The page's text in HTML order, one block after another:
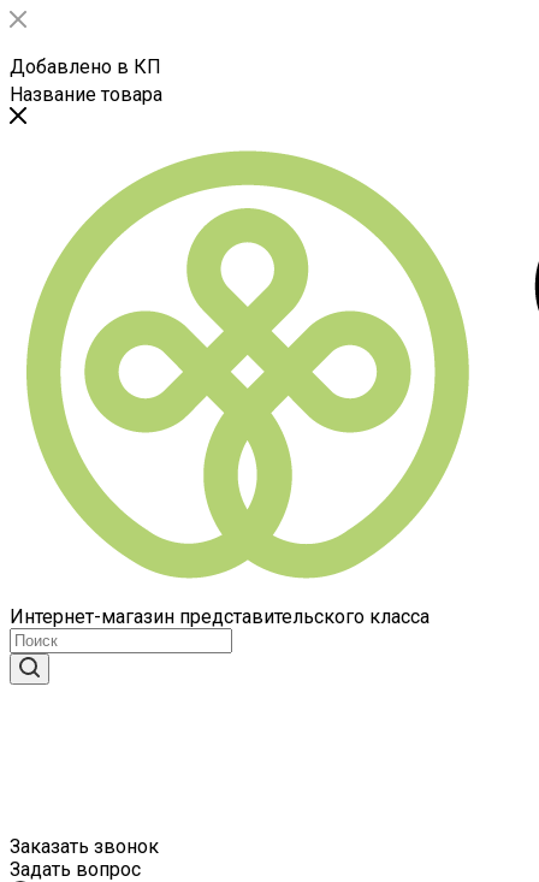
Добавлено в КП
Название товара
Интернет-магазин представительского класса
Заказать звонок
Задать вопрос